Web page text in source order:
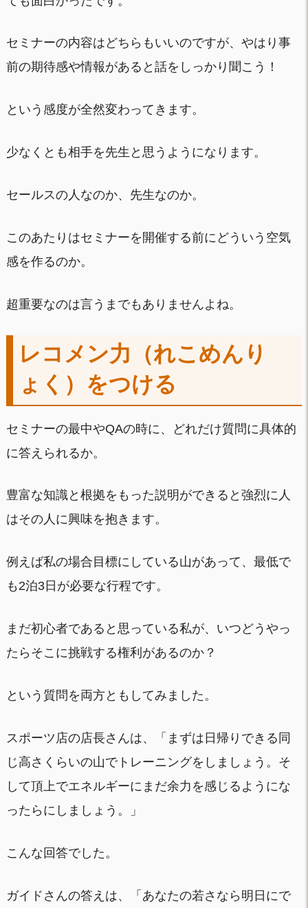
セミナーの内容はどちらもいいのですが、やはり事
前の期待感や情報があると話をしっかり聞こう！
という感度が全然変わってきます。
少なくとも相手を先生と思うようになります。
セールスの人なのか、先生なのか。
このあたりはセミナーを開催する前にどういう空気
感を作るのか。
超重要なのは言うまでもありませんよね。
レコメン力（れこめんり
ょく）をつける
セミナーの最中やQAの時に、どれだけ質問に具体的
に答えられるか。
豊富な知識と根拠をもった説明ができると強烈に人
はその人に興味を抱きます。
例えば私の場合目標にしている山があって、最低で
も2泊3日が必要な行程です。
まだ初心者であると思っている私が、いつどうやっ
たらそこに挑戦する権利があるのか？
という質問を両方ともしてみました。
スポーツ店の店長さんは、「まずは日帰りできる同
じ高さくらいの山でトレーニングをしましょう。そ
して頂上でエネルギーにまだ余力を感じるようにな
ったらにしましょう。」
こんな回答でした。
ガイドさんの答えは、「あなたの若さなら明日にで